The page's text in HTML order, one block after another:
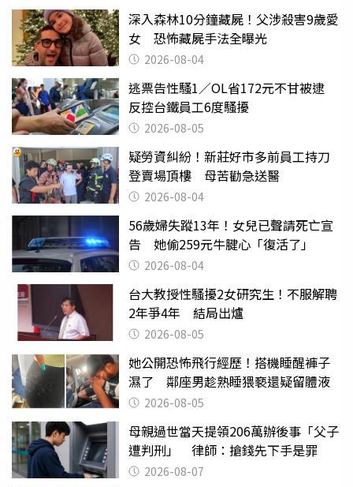
深入森林10分鐘藏屍！父涉殺害9歲愛
女 恐怖藏屍手法全曝光
2026-08-04
逃票告性騷1／OL省172元不甘被逮
反控台鐵員工6度騷擾
2026-08-05
疑勞資糾紛！新莊好市多前員工持刀
登賣場頂樓 母苦勸急送醫
2026-08-04
56歲婦失蹤13年！女兒已聲請死亡宣
告 她偷259元牛腱心「復活了」
2026-08-04
台大教授性騷擾2女研究生！不服解聘
2年爭4年 結局出爐
2026-08-05
她公開恐怖飛行經歷！搭機睡醒褲子
濕了 鄰座男趁熟睡猥褻還疑留體液
2026-08-05
母親過世當天提領206萬辦後事「父子
遭判刑」 律師：搶錢先下手是罪
2026-08-07